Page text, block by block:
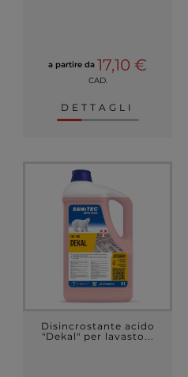
a partire da 17,10 €
CAD.
DETTAGLI
Disincrostante acido
"Dekal" per lavasto...